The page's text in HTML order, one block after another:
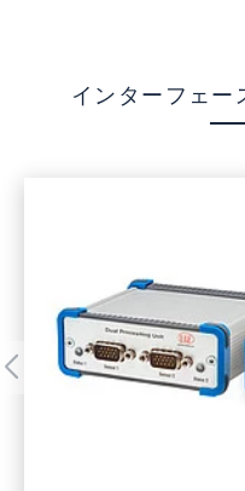
インターフェー